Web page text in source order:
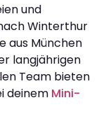
und
Winterthur
aus München
langjährigen
Team bieten
deinem Mini-